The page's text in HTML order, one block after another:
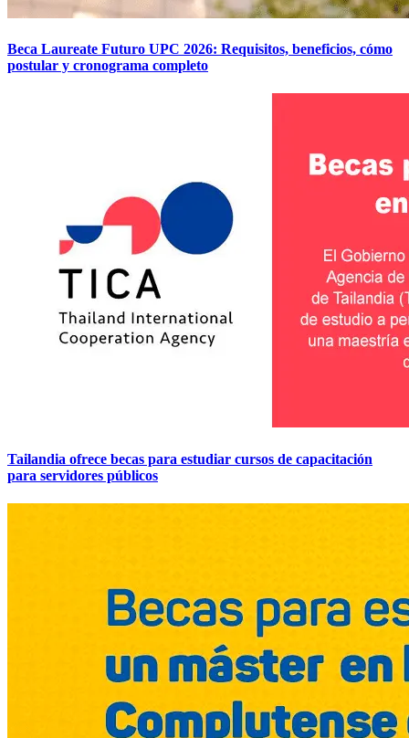
Beca Laureate Futuro UPC 2026: Requisitos, beneficios, cómo
postular y cronograma completo
Tailandia ofrece becas para estudiar cursos de capacitación
para servidores públicos